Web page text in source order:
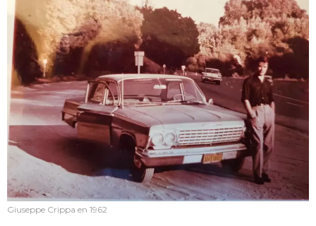
Giuseppe Crippa en 1962